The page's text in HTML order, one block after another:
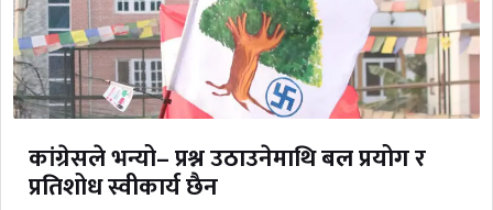
कांग्रेसले भन्यो– प्रश्न उठाउनेमाथि बल प्रयोग र
प्रतिशोध स्वीकार्य छैन